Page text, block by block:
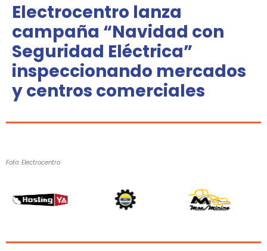
Electrocentro lanza
campaña “Navidad con
Seguridad Eléctrica”
inspeccionando mercados
y centros comerciales
Foto: Electrocentro